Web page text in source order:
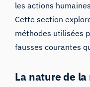
les actions
Cette section
méthodes utilisées
fausses courantes
La nature de